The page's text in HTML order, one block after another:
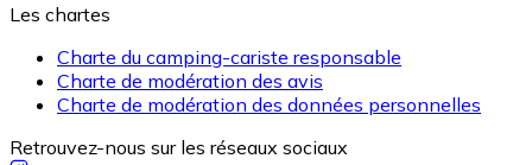
Les chartes
Charte du camping-cariste responsable
Charte de modération des avis
Charte de modération des données personnelles
Retrouvez-nous sur les réseaux sociaux